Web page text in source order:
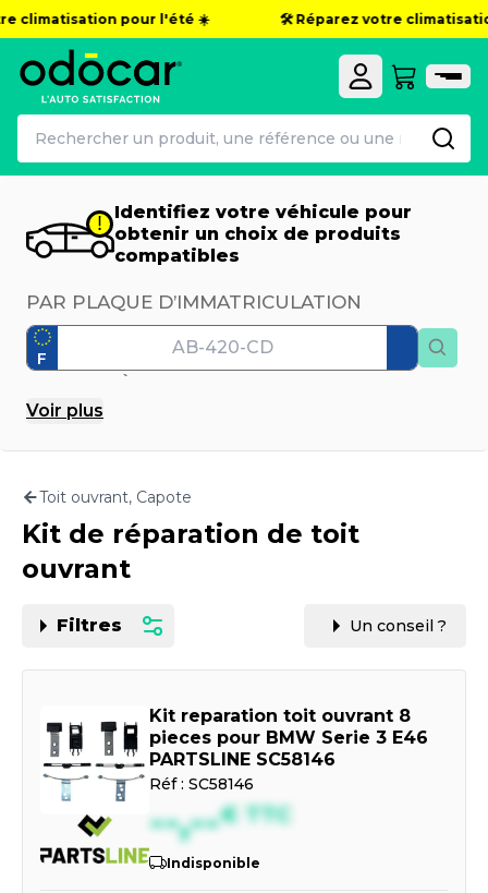
climatisation pour l'été ☀️ 🛠️ Réparez votre
Identifiez votre véhicule pour
obtenir un choix de produits
compatibles
PAR PLAQUE D’IMMATRICULATION
F
Motorisation
PAR CARTE GRISE OU VIN
Voir plus
Toit ouvrant, Capote
Kit de réparation de toit
ouvrant
Filtres Un conseil ?
Kit reparation toit ouvrant 8
pieces pour BMW Serie 3 E46
PARTSLINE SC58146
Réf : SC58146
--,--€ TTC
Indisponible